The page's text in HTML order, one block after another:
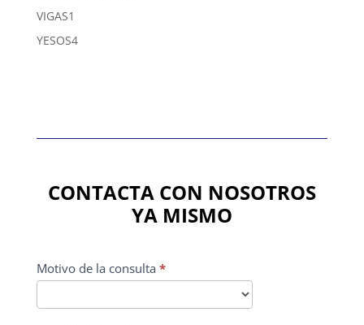
VIGAS1
producto
YESOS44
CONTACTA CON NOSOTROS
YA MISMO
CONTACTO
PRINCIPAL
Motivo de la consulta *